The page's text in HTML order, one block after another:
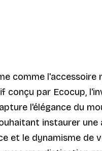
comme
conçu par Ecocup,
l'élégance du
instaurer
et le dynamisme